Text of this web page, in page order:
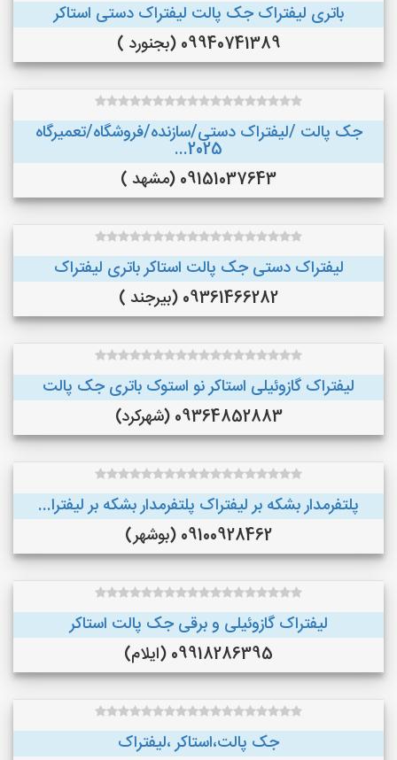
باتری لیفتراک جک پالت لیفتراک دستی استاکر
09940741389 (بجنورد )
جک پالت /لیفتراک دستی/سازنده/فروشگاه/تعمیرگاه
2025...
09151037643 (مشهد )
لیفتراک دستی جک پالت استاکر باتری لیفتراک
09361466282 (بیرجند )
لیفتراک گازوئیلی استاکر نو استوک باتری جک پالت
09364852883 (شهرکرد)
پلتفرمدار بشکه بر لیفتراک پلتفرمدار بشکه بر لیفترا...
09100928462 (بوشهر)
لیفتراک گازوئیلی و برقی جک پالت استاکر
09918286395 (ایلام)
جک پالت،استاکر ،لیفتراک